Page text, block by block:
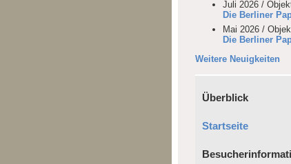
Juli 2026 /
Die Berliner
Mai 2026 /
Die Berliner
Weitere Neuigkeiten
Überblick
Startseite